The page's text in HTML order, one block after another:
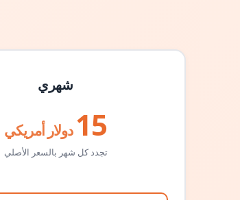
شهري
15 دولار أمريكي
تجدد كل شهر بالسعر الأصلي